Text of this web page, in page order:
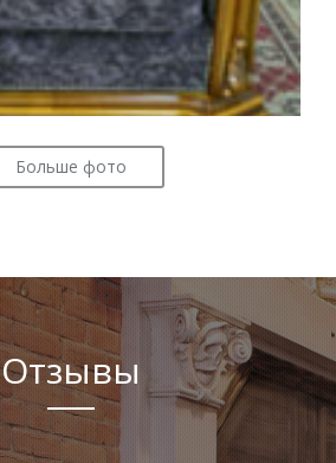
Больше фото
Отзывы